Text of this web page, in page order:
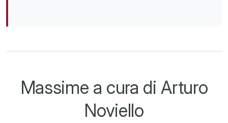
Massime a cura di Arturo
Noviello